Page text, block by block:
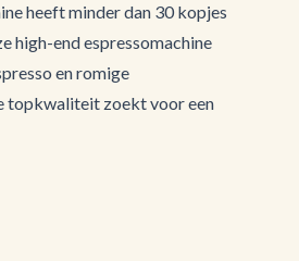
heeft minder dan 30 kopjes
high-end espressomachine
en romige
topkwaliteit zoekt voor een